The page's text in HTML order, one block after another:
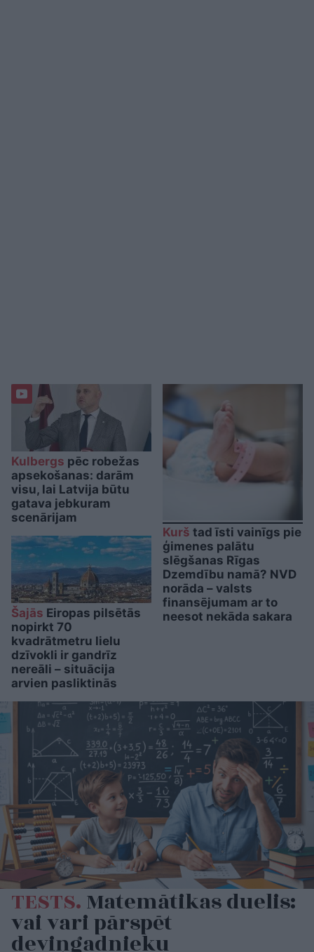
Kulbergs pēc robežas
apsekošanas: darām
visu, lai Latvija būtu
gatava jebkuram
scenārijam
Šajās Eiropas pilsētās
nopirkt 70
kvadrātmetru lielu
dzīvokli ir gandrīz
nereāli – situācija
arvien pasliktinās
Kurš tad īsti vainīgs pie
ģimenes palātu
slēgšanas Rīgas
Dzemdību namā? NVD
norāda – valsts
finansējumam ar to
neesot nekāda sakara
TESTS.Matemātikas duelis:
vai vari pārspēt
deviņgadnieku